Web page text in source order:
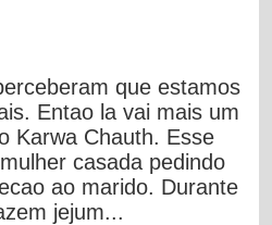
que estamos
Entao la vai mais um
Karwa Chauth. Esse
casada pedindo
ao marido. Durante
jejum...